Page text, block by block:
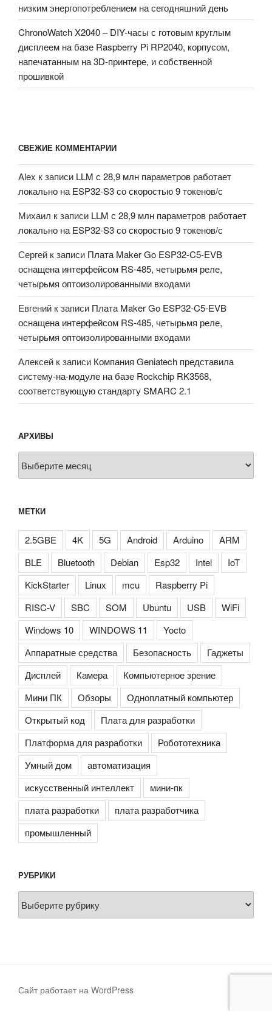
низким энергопотреблением на сегодняшний день
ChronoWatch X2040 – DIY-часы с готовым круглым
дисплеем на базе Raspberry Pi RP2040, корпусом,
напечатанным на 3D-принтере, и собственной
прошивкой
СВЕЖИЕ КОММЕНТАРИИ
Alex к записи LLM с 28,9 млн параметров работает
локально на ESP32-S3 со скоростью 9 токенов/с
Михаил к записи LLM с 28,9 млн параметров работает
локально на ESP32-S3 со скоростью 9 токенов/с
Сергей к записи Плата Maker Go ESP32-C5-EVB
оснащена интерфейсом RS-485, четырьмя реле,
четырьмя оптоизолированными входами
Евгений к записи Плата Maker Go ESP32-C5-EVB
оснащена интерфейсом RS-485, четырьмя реле,
четырьмя оптоизолированными входами
Алексей к записи Компания Geniatech представила
систему-на-модуле на базе Rockchip RK3568,
соответствующую стандарту SMARC 2.1
АРХИВЫ
МЕТКИ
2.5GBE 4K 5G Android Arduino
ARM
BLE
Bluetooth Debian Esp32 Intel
IoT
KickStarter
Linux mcu
Raspberry Pi
RISC-V
SBC SOM Ubuntu USB
WiFi
Windows 10
WINDOWS 11
Yocto
Аппаратные средства
Безопасность
Гаджеты
Дисплей
Камера
Компьютерное зрение
Мини ПК
Обзоры
Одноплатный компьютер
Открытый код
Плата для разработки
Платформа для разработки
Робототехника
Умный дом
автоматизация
искусственный интеллект
мини-пк
плата разработки
плата разработчика
промышленный
РУБРИКИ
Сайт работает на WordPress